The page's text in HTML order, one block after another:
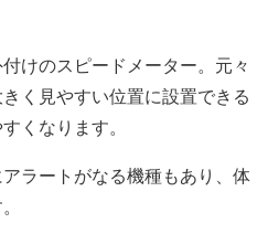
けのスピードメーター。元々
く見やすい位置に設置できる
くなります。
ラートがなる機種もあり、体